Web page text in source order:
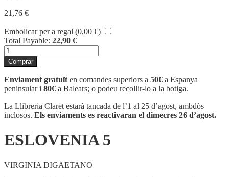
21,76 €
Embolicar per a regal (0,00 €)
Total Payable: 22,90 €
quantitat
de
ESLOVENIA
5
Comprar
Enviament gratuït en comandes superiors a 50€ a Espanya
peninsular i 80€ a Balears; o podeu recollir-lo a la botiga.
La Llibreria Claret estarà tancada de l’1 al 25 d’agost, ambdòs
inclosos. Els enviaments es reactivaran el dimecres 26 d’agost.
ESLOVENIA 5
VIRGINIA DIGAETANO